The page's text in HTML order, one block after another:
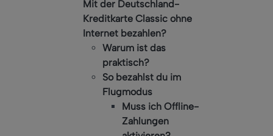
Mit der Deutschland-
Kreditkarte Classic ohne
Internet bezahlen?
Warum ist das
praktisch?
So bezahlst du im
Flugmodus
Muss ich Offline-
Zahlungen